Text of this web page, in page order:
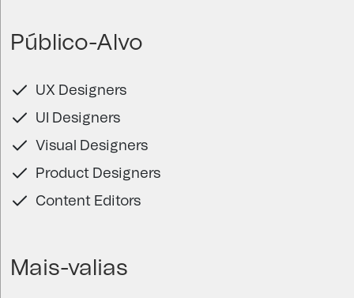
Público-Alvo
UX Designers
UI Designers
Visual Designers
Product Designers
Content Editors
Mais-valias